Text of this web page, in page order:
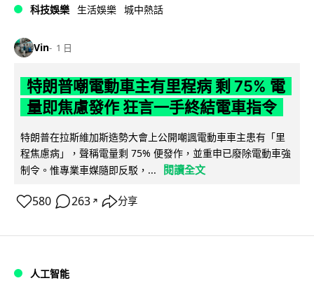
科技娛樂 生活娛樂 城中熱話
Vin 1 日
特朗普嘲電動車主有里程病 剩 75% 電
量即焦慮發作 狂言一手終結電車指令
特朗普在拉斯維加斯造勢大會上公開嘲諷電動車車主患有「里
程焦慮病」，聲稱電量剩 75% 便發作，並重申已廢除電動車強
制令。惟專業車媒隨即反駁，...
閱讀全文
580 263 ↗ 分享
人工智能